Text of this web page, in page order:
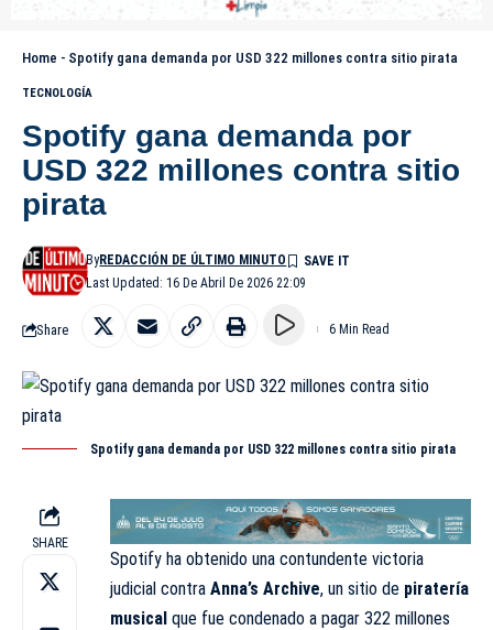
Home - Spotify gana demanda por USD 322 millones contra sitio pirata
TECNOLOGÍA
Spotify gana demanda por
USD 322 millones contra sitio
pirata
Last Updated: 16 De Abril De 2026 22:09
ByREDACCIÓN DE ÚLTIMO MINUTO
Share 6 Min Read
Spotify gana demanda por USD 322 millones contra sitio pirata
SHARE
Spotify ha obtenido una contundente victoria
judicial contra Anna’s Archive, un sitio de piratería
musical que fue condenado a pagar 322 millones